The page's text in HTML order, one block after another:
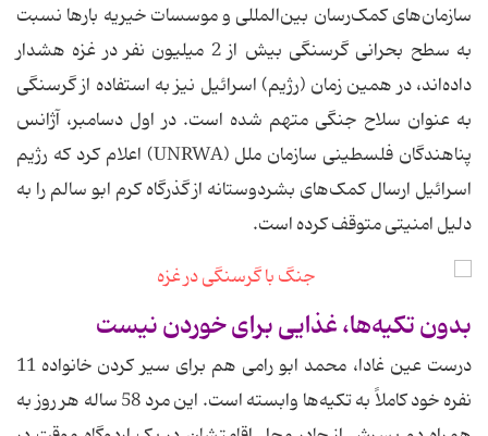
سازمان‌های کمک‌رسان بین‌المللی و موسسات خیریه بارها نسبت
به سطح بحرانی گرسنگی بیش از 2 میلیون نفر در غزه هشدار
داده‌اند، در همین زمان (رژیم) اسرائیل نیز به استفاده از گرسنگی
به عنوان سلاح جنگی متهم شده است. در اول دسامبر، آژانس
پناهندگان فلسطینی سازمان ملل (UNRWA) اعلام کرد که رژیم
اسرائیل ارسال کمک‌های بشردوستانه از گذرگاه کرم ابو سالم را به
دلیل امنیتی متوقف کرده است.
بدون تکیه‌ها، غذایی برای خوردن نیست
درست عین غادا، محمد ابو رامی هم برای سیر کردن خانواده 11
نفره خود کاملاً به تکیه‌ها وابسته است. این مرد 58 ساله هر روز به